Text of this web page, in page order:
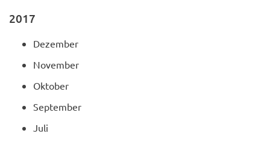
2017
Dezember
November
Oktober
September
Juli